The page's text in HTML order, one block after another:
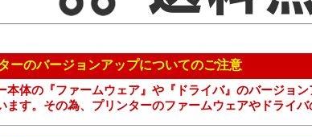
のバージョンアップについてのご注意
本体の『ファームウェア』や『ドライバ』のバージョ
ます。その為、プリンターのファームウェアやドライ